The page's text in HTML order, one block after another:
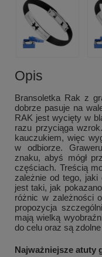
Opis
Bransoletka Rak z
dobrze pasuje na
RAK jest wycięty w
razu przyciąga
kauczukiem, więc
w odbiorze.
znaku, abyś mógł
częściach. Treścią
zależnie od tego,
jest taki, jak
różnic w zależności
propozycja
mają wielką
do celu oraz są
Najważniejsze atuty